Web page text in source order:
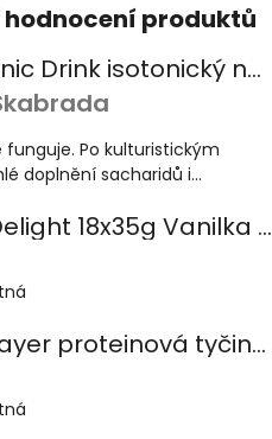
hodnocení produktů
Pro Isotonic Drink isotonický nápoj 525g pomeranč
je 5 z 5 hvězdiček.
funguje. Po kulturistickým
doplnění sacharidů i...
Protein Delight 18x35g Vanilka kešu karamel
je 5 z 5 hvězdiček.
Protein Layer proteinová tyčinka 18x50g Čoko-burák-karamel
je 5 z 5 hvězdiček.